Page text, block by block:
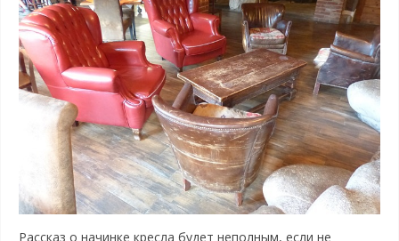
Рассказ о начинке кресла будет неполным, если не